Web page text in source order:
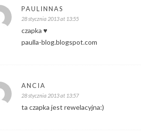
PAULINNAS
28 stycznia 2013 at 13:55
czapka ♥
paulla-blog.blogspot.com
ANCIA
28 stycznia 2013 at 13:57
ta czapka jest rewelacyjna:)